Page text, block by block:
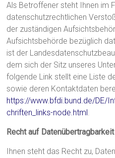
Als Betroffener steht Ihnen im
datenschutzrechtlichen
der zuständigen
Aufsichtsbehörde bezüglich
ist der
dem sich der Sitz unseres
folgende Link stellt eine Liste
sowie deren Kontaktdaten
https://www.bfdi.bund.de/DE/
chriften_links-node.html.
Recht auf Datenübertragbarkeit
Ihnen steht das Recht zu,